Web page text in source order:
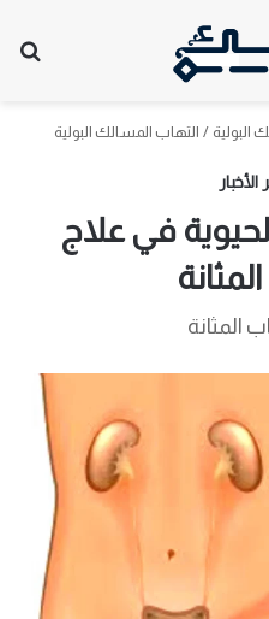
البولية / التهاب المسالك البولية
الأخبار
في علاج
المثانة